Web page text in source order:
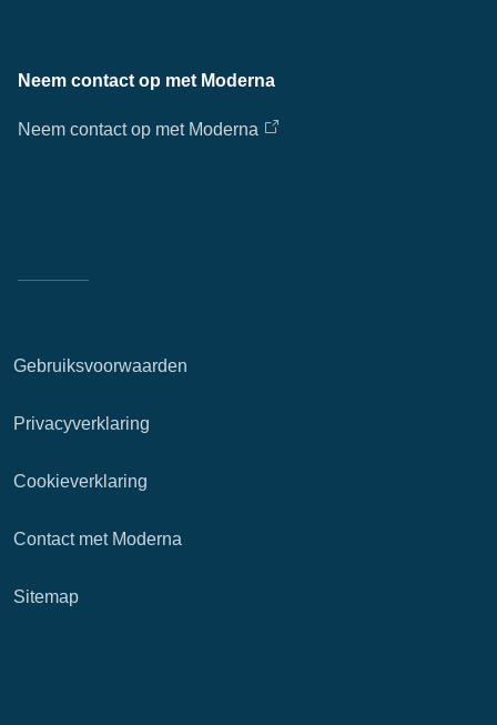
Neem contact op met Moderna
Neem contact op met Moderna
Gebruiksvoorwaarden
Privacyverklaring
Cookieverklaring
Contact met Moderna
Sitemap